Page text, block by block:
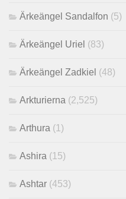
Ärkeängel Sandalfon (5)
Ärkeängel Uriel (83)
Ärkeängel Zadkiel (48)
Arkturierna (2,525)
Arthura (1)
Ashira (15)
Ashtar (453)